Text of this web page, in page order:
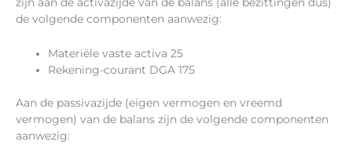
de volgende componenten aanwezig:
Materiële vaste activa 25
Rekening-courant DGA 175
Aan de passivazijde (eigen vermogen en vreemd
vermogen) van de balans zijn de volgende componenten
aanwezig: